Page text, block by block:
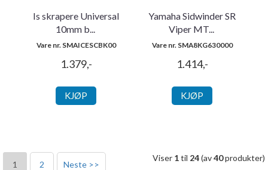
Is skrapere Universal
10mm b...
Vare nr. SMAICESCBK00
1.379,-
KJØP
Yamaha Sidwinder SR
Viper MT...
Vare nr. SMA8KG630000
1.414,-
KJØP
1 2 Neste >>
Viser 1til 24(av40produkter)